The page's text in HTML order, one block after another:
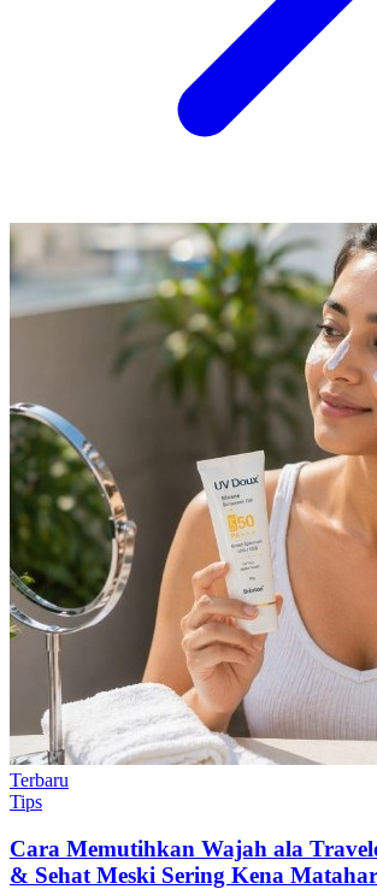
Terbaru
Tips
Cara Memutihkan Wajah ala
& Sehat Meski Sering Kena